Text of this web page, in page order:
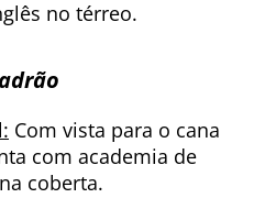
no térreo.
Com vista para o cana
com academia de
coberta.